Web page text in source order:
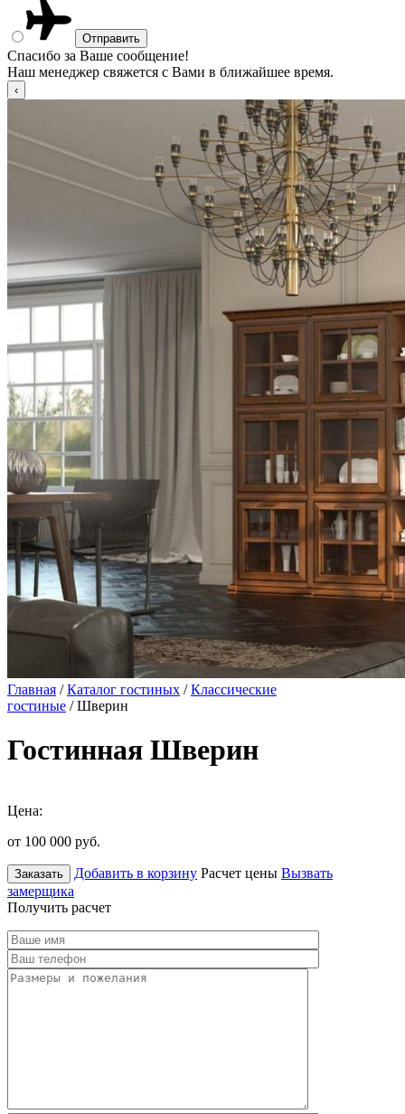
Спасибо за Ваше сообщение!
Наш менеджер свяжется с Вами в ближайшее время.
Главная /Каталог гостиных /Классические
гостиные / Шверин
Гостинная Шверин
Цена:
от 100 000 руб.
Заказать Добавить в корзину Расчет цены Вызвать
замерщика
Получить расчет